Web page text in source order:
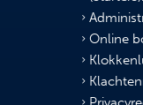
Online